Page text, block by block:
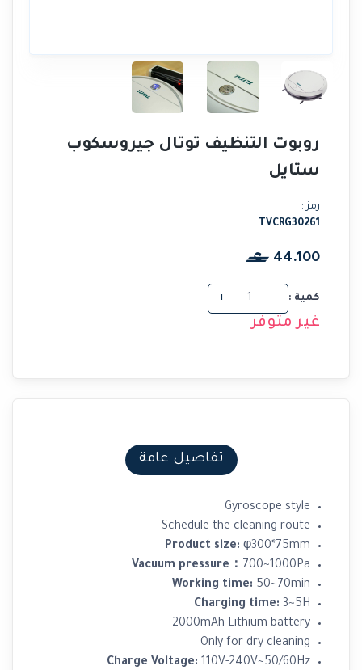
روبوت التنظيف توتال جيروسكوب
ستايل
رمز :
TVCRG30261
44.100
كمية : -
+
غير متوفر
تفاصيل عامة
Gyroscope style
Schedule the cleaning route
Product size: φ300*75mm
Vacuum pressure： 700~1000Pa
Working time: 50~70min
Charging time: 3~5H
2000mAh Lithium battery
Only for dry cleaning
Charge Voltage: 110V-240V~50/60Hz